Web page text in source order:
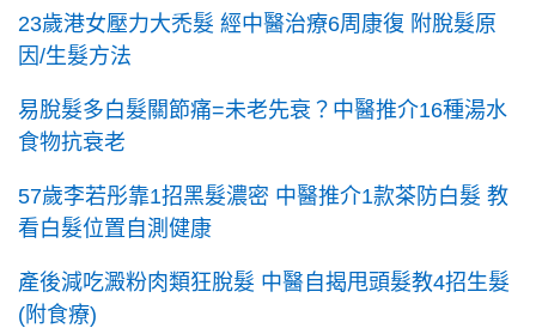
23歲港女壓力大禿髮 經中醫治療6周康復 附脫髮原
因/生髮方法
易脫髮多白髮關節痛=未老先衰？中醫推介16種湯水
食物抗衰老
57歲李若彤靠1招黑髮濃密 中醫推介1款茶防白髮 教
看白髮位置自測健康
產後減吃澱粉肉類狂脫髮 中醫自揭甩頭髮教4招生髮
(附食療)